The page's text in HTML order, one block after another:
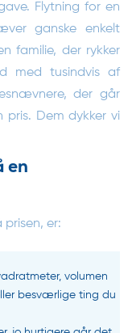
Flytning for en
ganske enkelt
familie, der rykker
med tusindvis af
der går
Dem dykker vi
en
prisen, er:
volumen
besværlige ting du